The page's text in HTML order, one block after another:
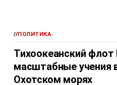
//ПОЛИТИКА
Тихоокеанский
масштабные учения
Охотском морях